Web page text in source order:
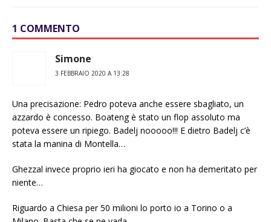
1 COMMENTO
Simone
3 FEBBRAIO 2020 A 13:28
Una precisazione: Pedro poteva anche essere sbagliato, un
azzardo è concesso. Boateng è stato un flop assoluto ma
poteva essere un ripiego. Badelj nooooo!!! E dietro Badelj c’è
stata la manina di Montella…
Ghezzal invece proprio ieri ha giocato e non ha demeritato per
niente…
Riguardo a Chiesa per 50 milioni lo porto io a Torino o a